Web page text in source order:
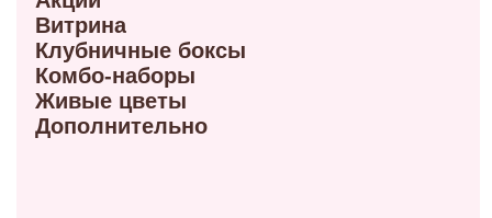
+7 (908) 792-09-42
Режим работы 9:00-21:00